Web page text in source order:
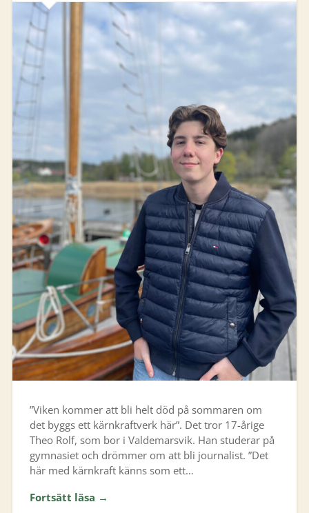
”Viken kommer att bli helt död på sommaren om
det byggs ett kärnkraftverk här”. Det tror 17-årige
Theo Rolf, som bor i Valdemarsvik. Han studerar på
gymnasiet och drömmer om att bli journalist. ”Det
här med kärnkraft känns som ett…
Fortsätt läsa →